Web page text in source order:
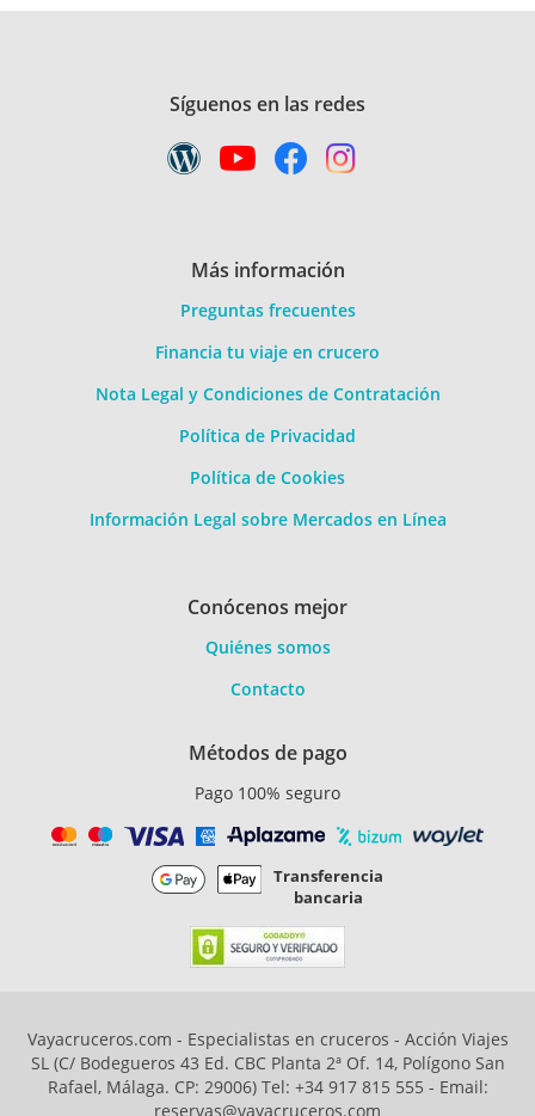
Síguenos en las redes
Más información
Preguntas frecuentes
Financia tu viaje en crucero
Nota Legal y Condiciones de Contratación
Política de Privacidad
Política de Cookies
Información Legal sobre Mercados en Línea
Conócenos mejor
Quiénes somos
Contacto
Métodos de pago
Pago 100% seguro
Transferencia
bancaria
Vayacruceros.com - Especialistas en cruceros - Acción Viajes
SL (C/ Bodegueros 43 Ed. CBC Planta 2ª Of. 14, Polígono San
Rafael, Málaga. CP: 29006) Tel: +34 917 815 555 - Email:
reservas@vayacruceros.com